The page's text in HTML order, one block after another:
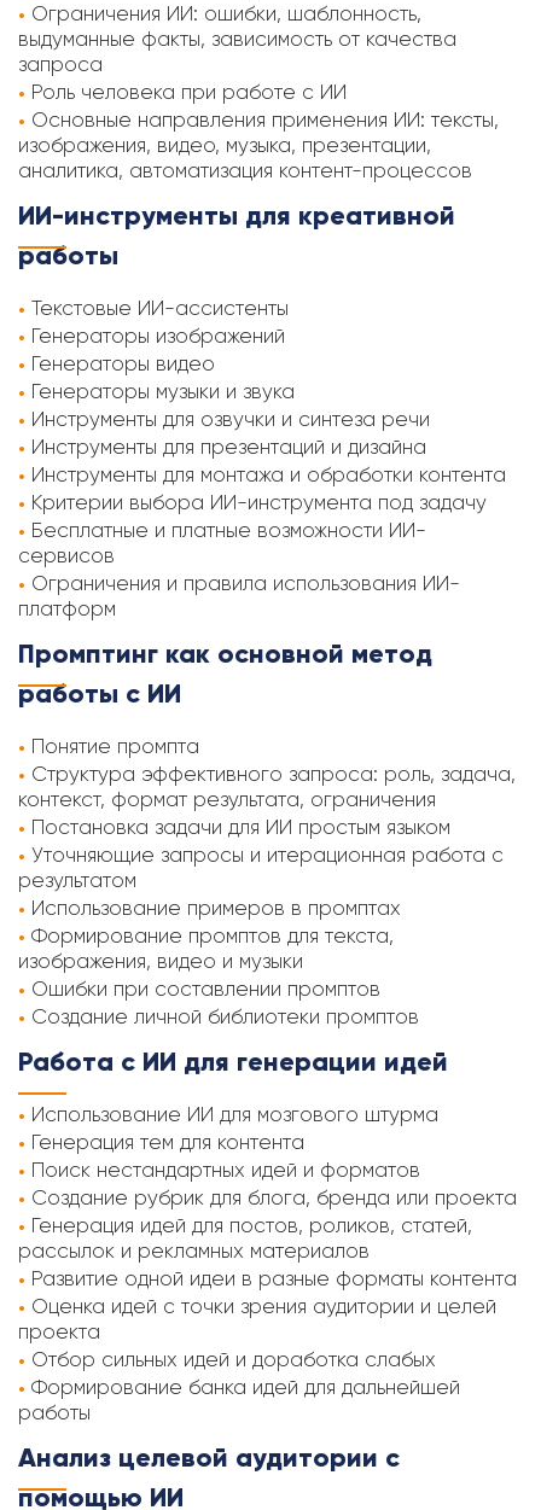
Ограничения ИИ: ошибки, шаблонность,
выдуманные факты, зависимость от качества
запроса
Роль человека при работе с ИИ
Основные направления применения ИИ: тексты,
изображения, видео, музыка, презентации,
аналитика, автоматизация контент-процессов
ИИ-инструменты для креативной
работы
Текстовые ИИ-ассистенты
Генераторы изображений
Генераторы видео
Генераторы музыки и звука
Инструменты для озвучки и синтеза речи
Инструменты для презентаций и дизайна
Инструменты для монтажа и обработки контента
Критерии выбора ИИ-инструмента под задачу
Бесплатные и платные возможности ИИ-
сервисов
Ограничения и правила использования ИИ-
платформ
Промптинг как основной метод
работы с ИИ
Понятие промпта
Структура эффективного запроса: роль, задача,
контекст, формат результата, ограничения
Постановка задачи для ИИ простым языком
Уточняющие запросы и итерационная работа с
результатом
Использование примеров в промптах
Формирование промптов для текста,
изображения, видео и музыки
Ошибки при составлении промптов
Создание личной библиотеки промптов
Работа с ИИ для генерации идей
Использование ИИ для мозгового штурма
Генерация тем для контента
Поиск нестандартных идей и форматов
Создание рубрик для блога, бренда или проекта
Генерация идей для постов, роликов, статей,
рассылок и рекламных материалов
Развитие одной идеи в разные форматы контента
Оценка идей с точки зрения аудитории и целей
проекта
Отбор сильных идей и доработка слабых
Формирование банка идей для дальнейшей
работы
Анализ целевой аудитории с
помощью ИИ